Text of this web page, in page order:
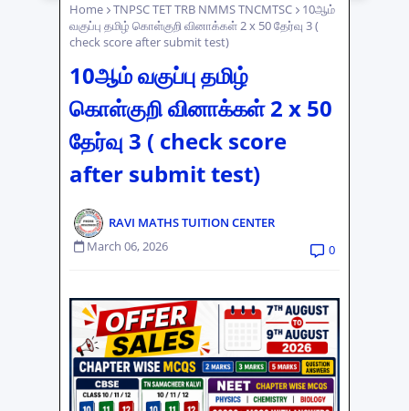
Home TNPSC TET TRB NMMS TNCMTSC
10ஆம்
வகுப்பு தமிழ் கொள்குறி வினாக்கள் 2 x 50 தேர்வு 3 (
check score after submit test)
10ஆம் வகுப்பு தமிழ்
கொள்குறி வினாக்கள் 2 x 50
தேர்வு 3 ( check score
after submit test)
RAVI MATHS TUITION CENTER
March 06, 2026
0